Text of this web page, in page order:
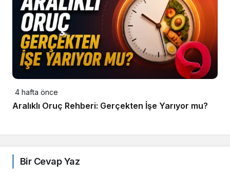
4 hafta önce
Aralıklı Oruç Rehberi: Gerçekten İşe Yarıyor mu?
Bir Cevap Yaz